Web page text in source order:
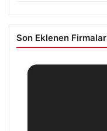
Son Eklenen Firmalar